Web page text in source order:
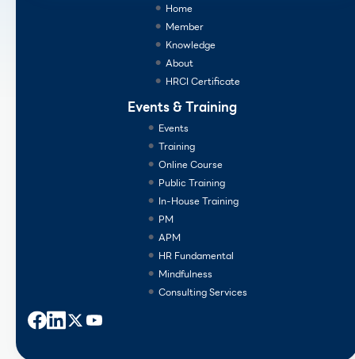
Home
Member
Knowledge
About
HRCI Certificate
Events & Training
Events
Training
Online Course
Public Training
In-House Training
PM
APM
HR Fundamental
Mindfulness
Consulting Services